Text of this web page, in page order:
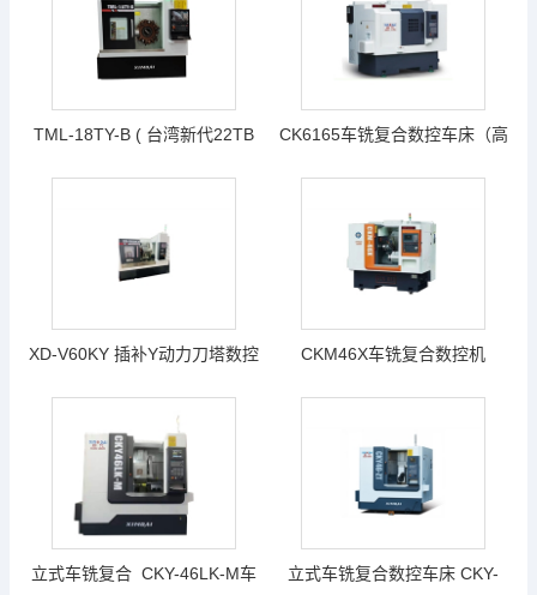
床
TML-18TY-B ( 台湾新代22TB
plus) 动力刀塔车铣复合数控车
CK6165车铣复合数控车床（高
配置）（3个侧铣头+3个端铣头
+Y轴+排刀型）台湾新代21TB
XD-V60KY 插补Y动力刀塔数控
车床（X轴行程500mm Z轴最
大行程500mm）（台湾新代
22TB-E）
CKM46X车铣复合数控机
床/CK6146ZXT数控车床（车
铣复合机—4侧+4端+Y轴+刀塔
机）
立式车铣复合 CKY-46LK-M车 立式车铣复合数控车床 CKY-